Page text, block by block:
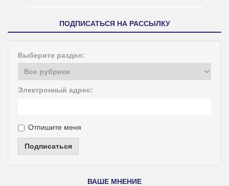
ПОДПИСАТЬСЯ НА РАССЫЛКУ
Выберите раздел:
Электронный адрес:
Отпишите меня
Подписаться
ВАШЕ МНЕНИЕ